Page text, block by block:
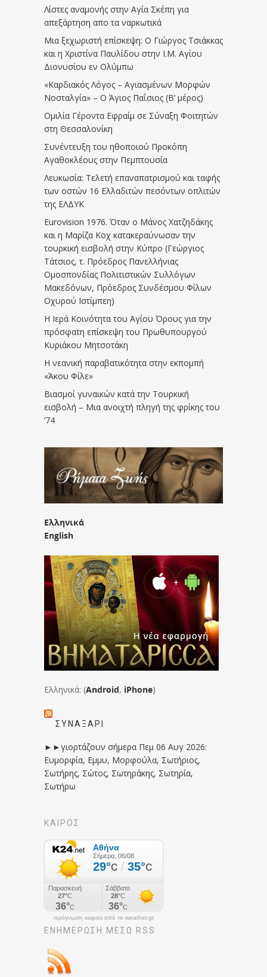
Λίστες αναμονής στην Αγία Σκέπη για
απεξάρτηση απο τα ναρκωτικά
Μια ξεχωριστή επίσκεψη: Ο Γιώργος Τσιάκκας
και η Χριστίνα Παυλίδου στην Ι.Μ. Αγίου
Διονυσίου εν Ολύμπω
«Καρδιακός Λόγος – Αγιασμένων Μορφών
Νοσταλγία» – Ο Άγιος Παΐσιος (Β’ μέρος)
Ομιλία Γέροντα Εφραίμ σε Σύναξη Φοιτητών
στη Θεσσαλονίκη
Συνέντευξη του ηθοποιού Προκόπη
Αγαθοκλέους στην Πεμπτουσία
Λευκωσία: Τελετή επαναπατρισμού και ταφής
των οστών 16 Ελλαδιτών πεσόντων οπλιτών
της ΕΛΔΥΚ
Eurovision 1976. Όταν ο Μάνος Χατζηδάκης
και η Μαρίζα Κοχ κατακεραύνωσαν την
τουρκική εισβολή στην Κύπρο (Γεώργιος
Τάτσιος, τ. Πρόεδρος Πανελλήνιας
Ομοσπονδίας Πολιτιστικών Συλλόγων
Μακεδόνων, Πρόεδρος Συνδέσμου Φίλων
Οχυρού Ιστίμπεη)
Η Ιερά Κοινότητα του Αγίου Όρους για την
πρόσφατη επίσκεψη του Πρωθυπουργού
Κυριάκου Μητσοτάκη
Η νεανική παραβατικότητα στην εκπομπή
«Άκου Φίλε»
Βιασμοί γυναικών κατά την Τουρκική
εισβολή – Μια ανοιχτή πληγή της φρίκης του
’74
Ελληνικά
English
Ελληνικά: (Android, iPhone)
ΣΥΝΑΞΆΡΙ
►►γιορτάζουν σήμερα Πεμ 06 Αυγ 2026:
Ευμορφία, Εμμυ, Μορφούλα, Σωτήριος,
Σωτήρης, Σώτος, Σωτηράκης, Σωτηρία,
Σωτήρω
ΚΑΙΡΟΣ
πρόγνωση καιρού από το weather.gr
ΕΝΗΜΈΡΩΣΉ ΜΕΣΩ RSS